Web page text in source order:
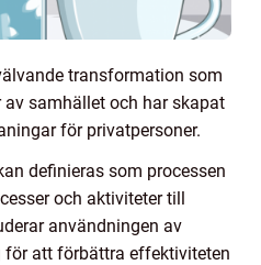
transformation som
samhället och har skapat
för privatpersoner.
definieras som processen
och aktiviteter till
användningen av
att förbättra effektiviteten